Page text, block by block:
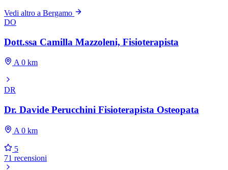
Vedi altro a Bergamo
DO
Dott.ssa Camilla Mazzoleni, Fisioterapista
A 0 km
DR
Dr. Davide Perucchini Fisioterapista Osteopata
A 0 km
5
71 recensioni